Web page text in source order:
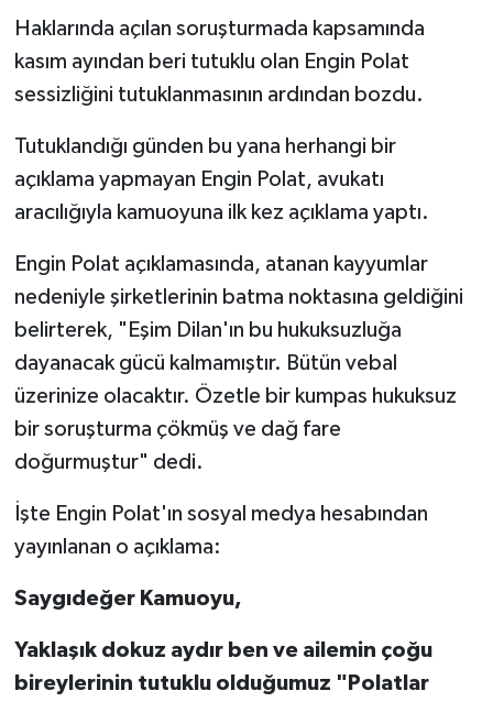
Haklarında açılan soruşturmada kapsamında
kasım ayından beri tutuklu olan Engin Polat
sessizliğini tutuklanmasının ardından bozdu.
Tutuklandığı günden bu yana herhangi bir
açıklama yapmayan Engin Polat, avukatı
aracılığıyla kamuoyuna ilk kez açıklama yaptı.
Engin Polat açıklamasında, atanan kayyumlar
nedeniyle şirketlerinin batma noktasına geldiğini
belirterek, "Eşim Dilan'ın bu hukuksuzluğa
dayanacak gücü kalmamıştır. Bütün vebal
üzerinize olacaktır. Özetle bir kumpas hukuksuz
bir soruşturma çökmüş ve dağ fare
doğurmuştur" dedi.
İşte Engin Polat'ın sosyal medya hesabından
yayınlanan o açıklama:
Saygıdeğer Kamuoyu,
Yaklaşık dokuz aydır ben ve ailemin çoğu
bireylerinin tutuklu olduğumuz "Polatlar
KÜLTÜR SANAT